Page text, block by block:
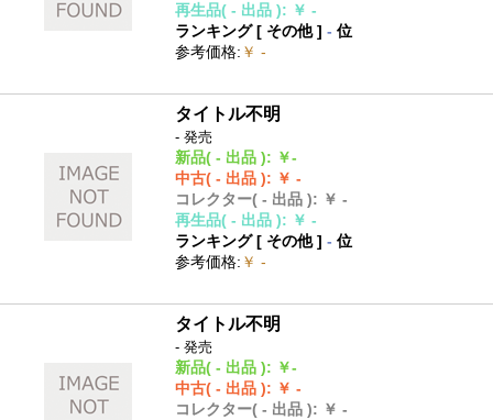
再生品( - 出品 ): ￥ -
ランキング [ その他]- 位
参考価格: ￥ -
タイトル不明
- 発売
新品( - 出品 ): ￥-
中古( - 出品 ): ￥ -
コレクター( - 出品 ): ￥ -
再生品( - 出品 ): ￥ -
ランキング [ その他]- 位
参考価格: ￥ -
タイトル不明
- 発売
新品( - 出品 ): ￥-
中古( - 出品 ): ￥ -
コレクター( - 出品 ): ￥ -